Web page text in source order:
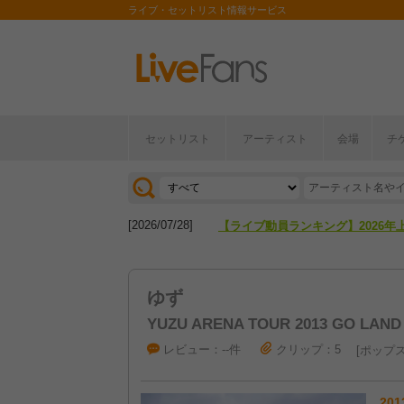
ライブ・セットリスト情報サービス
セットリスト アーティスト 会場 チ
[2026/04/27] 【フェス特集2026】フェス情報は
[2026/07/28] 【ライブ動員ランキング】2026年
ゆず
YUZU ARENA TOUR 2013 GO LAND
レビュー：--件 クリップ：5 ポップ